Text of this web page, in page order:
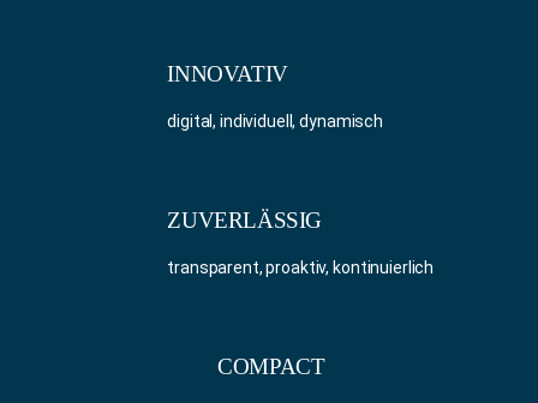
INNOVATIV
digital, individuell, dynamisch
ZUVERLÄSSIG
transparent, proaktiv, kontinuierlich
COMPACT